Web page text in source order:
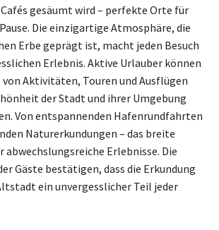
gesäumt wird – perfekte Orte für
Die einzigartige Atmosphäre, die
Erbe geprägt ist, macht jeden Besuch
Erlebnis. Aktive Urlauber können
von Aktivitäten, Touren und Ausflügen
der Stadt und ihrer Umgebung
Von entspannenden Hafenrundfahrten
Naturerkundungen – das breite
Erlebnisse. Die
Gäste bestätigen, dass die Erkundung
ein unvergesslicher Teil jeder